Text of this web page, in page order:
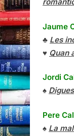
Jaume
♣ Les
♥ Quan
Jordi
♠
Pere
♠ La